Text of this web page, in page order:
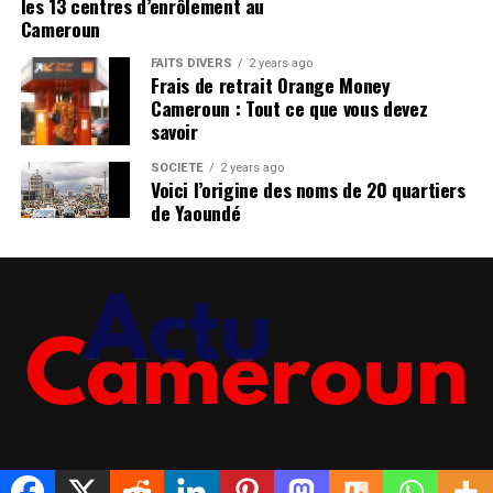
Cliquez ici
infocameroun.com
Rejoindre notre chaîne télégram pour avoir les
dernières infos
Cliquez ici
Cameroun
FAITS DIVERS 2 years ago
Frais de retrait Orange Money
Cameroun : Tout ce que vous devez
savoir
SOCIÉTÉ 2 years ago
Voici l’origine des noms de 20 quartiers
de Yaoundé